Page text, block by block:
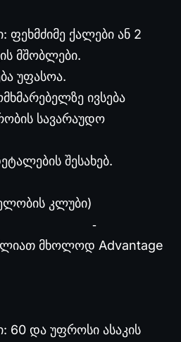
ფეხმძიმე ქალები ან 2
მშობლები.
უფასოა.
ივსება
სავარაუდო
შესახებ.
კლუბი)
‐
მხოლოდ Advantage
60 და უფროსი ასაკის